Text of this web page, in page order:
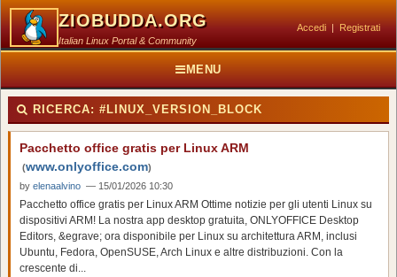
ZIOBUDDA.ORG
Italian Linux Portal & Community
Accedi | Registrati
MENU
RICERCA: #LINUX_VERSION_BLOCK
Pacchetto office gratis per Linux ARM
(www.onlyoffice.com)
by elenaalvino — 15/01/2026 10:30
Pacchetto office gratis per Linux ARM Ottime notizie per gli utenti Linux su
dispositivi ARM! La nostra app desktop gratuita, ONLYOFFICE Desktop
Editors, &egrave; ora disponibile per Linux su architettura ARM, inclusi
Ubuntu, Fedora, OpenSUSE, Arch Linux e altre distribuzioni. Con la
crescente di...